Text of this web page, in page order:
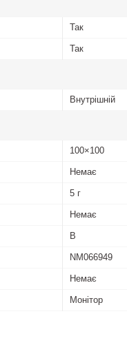
Так
Так
Внутрішній
100×100
Немає
5 г
Немає
B
NM066949
Немає
Монітор